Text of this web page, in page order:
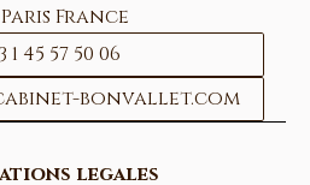
Paris France
1 45 57 50 06
bonvallet.com
legales